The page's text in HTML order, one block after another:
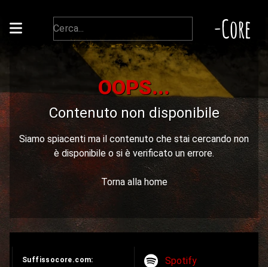
-Core
OOPS...
Contenuto non disponibile
Siamo spiacenti ma il contenuto che stai cercando non
è disponibile o si è verificato un errore.
Torna alla home
Suffissocore.com:
Spotify